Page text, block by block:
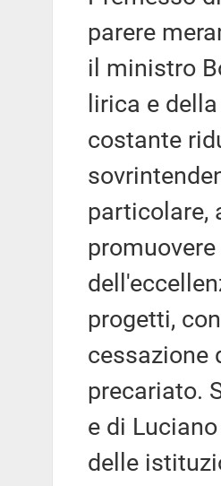
parere
il ministro
lirica e
costante
particolare,
progetti,
cessazione
precariato.
e di
delle